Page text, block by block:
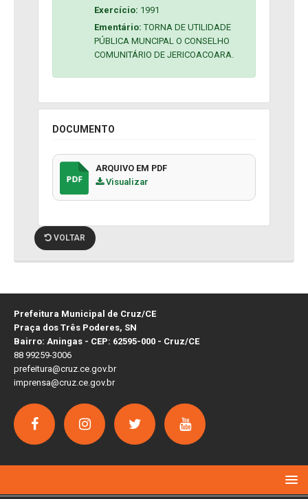
Exercício: 1991
Ementário:TORNA DE UTILIDADE
PÚBLICA MUNCIPAL O CONSELHO
COMUNITÁRIO DE JERICOACOARA.
DOCUMENTO
ARQUIVO EM PDF
Visualizar
VOLTAR
Prefeitura Municipal de Cruz/CE
Praça dos Três Poderes, SN
Bairro: Aningas - CEP: 62595-000 - Cruz/CE
88 99259-3006
prefeitura@cruz.ce.gov.br
imprensa@cruz.ce.gov.br